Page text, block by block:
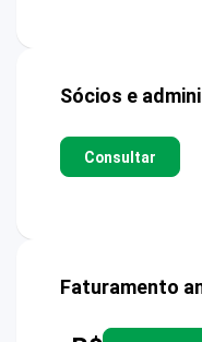
Sócios e
Consultar
Faturamento